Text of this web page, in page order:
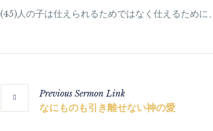
(45)人の子は仕えられるためではなく仕えるために
Previous SermonLink
なにものも引き離せない神の愛